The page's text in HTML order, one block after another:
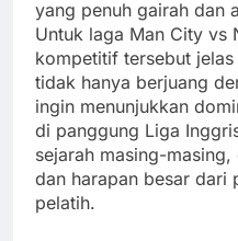
yang penuh gairah dan
Untuk laga Man City vs
kompetitif tersebut
tidak hanya berjuang
ingin menunjukkan
di panggung Liga
sejarah masing-
dan harapan besar dari
pelatih.